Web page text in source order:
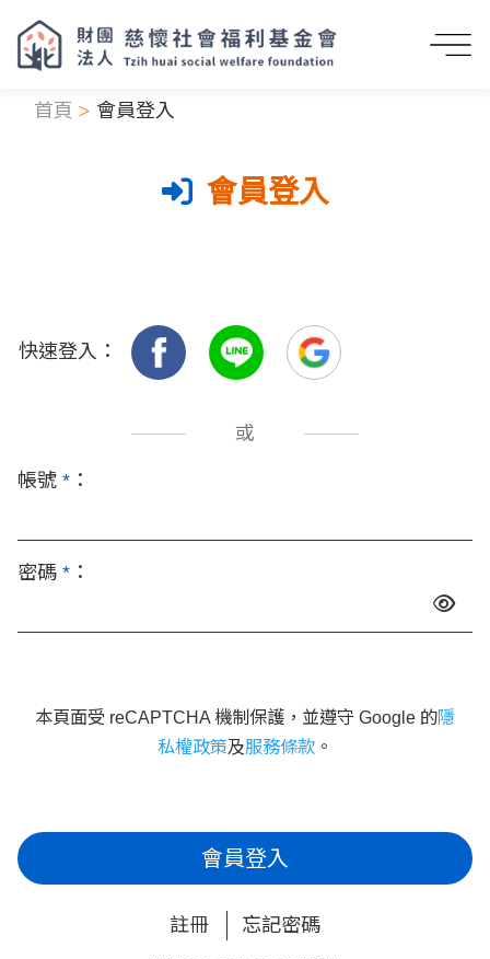
首頁 會員登入
會員登入
快速登入：
或
帳號 * ：
密碼 * ：
本頁面受 reCAPTCHA 機制保護，並遵守 Google 的隱
私權政策及服務條款 。
會員登入
註冊 忘記密碼